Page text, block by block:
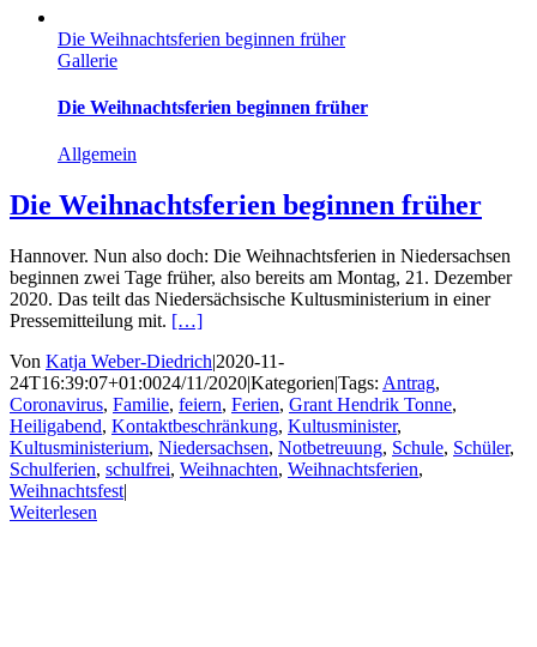
Die Weihnachtsferien beginnen früher
Gallerie
Die Weihnachtsferien beginnen früher
Allgemein
Die Weihnachtsferien beginnen früher
Hannover. Nun also doch: Die Weihnachtsferien in Niedersachsen
beginnen zwei Tage früher, also bereits am Montag, 21. Dezember
2020. Das teilt das Niedersächsische Kultusministerium in einer
Pressemitteilung mit. […]
Von Katja Weber-Diedrich|2020-11-
24T16:39:07+01:0024/11/2020|Kategorien|Tags: Antrag,
Coronavirus, Familie, feiern, Ferien, Grant Hendrik Tonne,
Heiligabend, Kontaktbeschränkung, Kultusminister,
Kultusministerium, Niedersachsen, Notbetreuung, Schule, Schüler,
Schulferien, schulfrei, Weihnachten, Weihnachtsferien,
Weihnachtsfest|
Weiterlesen